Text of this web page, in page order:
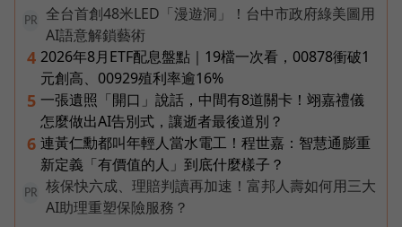
PR
全台首創48米LED「漫遊洞」！台中市政府綠美圖用
AI語意解鎖藝術
4 2026年8月ETF配息盤點｜19檔一次看，00878衝破1
元創高、00929殖利率逾16%
5 一張遺照「開口」說話，中間有8道關卡！翊嘉禮儀
怎麼做出AI告別式，讓逝者最後道別？
6 連黃仁勳都叫年輕人當水電工！程世嘉：智慧通膨重
新定義「有價值的人」到底什麼樣子？
PR
核保快六成、理賠判讀再加速！富邦人壽如何用三大
AI助理重塑保險服務？